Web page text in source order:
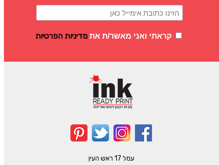
קראתי ואני מאשר/ת את מדיניות הפרטיות
עמל 17 ראש העין